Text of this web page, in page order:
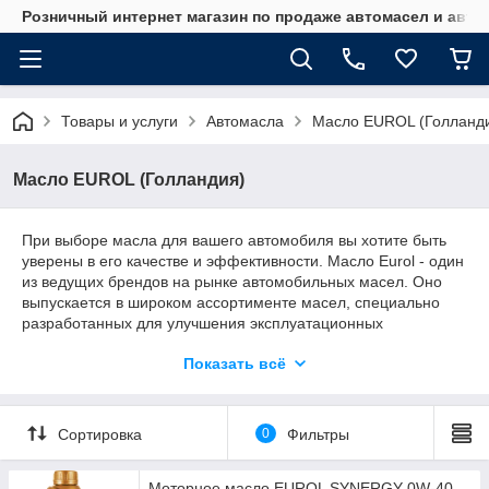
Розничный интернет магазин по продаже автомасел и
Товары и услуги Автомасла Масло EUROL
Масло EUROL (Голландия)
При выборе масла для вашего автомобиля вы хотите быть
уверены в его качестве и эффективности. Масло Eurol - один
из ведущих брендов на рынке автомобильных масел. Оно
выпускается в широком ассортименте масел, специально
разработанных для улучшения эксплуатационных
Масло Eurol обладает рядом преимуществ:
Об
ивает
отлич
Показать всё
Сортировка 0 Фильтры